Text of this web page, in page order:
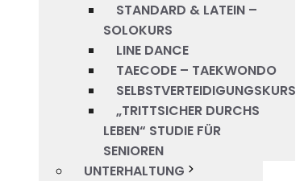
STANDARD & LATEIN –
SOLOKURS
LINE DANCE
TAECODE – TAEKWONDO
SELBSTVERTEIDIGUNGSKURS
„TRITTSICHER DURCHS
LEBEN“ STUDIE FÜR
SENIOREN
UNTERHALTUNG